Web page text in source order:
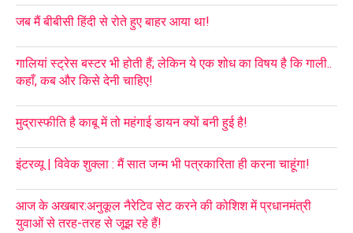
जब मैं बीबीसी हिंदी से रोते हुए बाहर आया था!
गालियां स्ट्रेस बस्टर भी होती हैं; लेकिन ये एक शोध का विषय है कि गाली..
कहाँ, कब और किसे देनी चाहिए!
मुद्रास्फीति है काबू में तो महंगाई डायन क्यों बनी हुई है!
इंटरव्यू | विवेक शुक्ला : मैं सात जन्म भी पत्रकारिता ही करना चाहूंगा!
आज के अखबार:अनुकूल नैरेटिव सेट करने की कोशिश में प्रधानमंत्री
युवाओं से तरह-तरह से जूझ रहे हैं!